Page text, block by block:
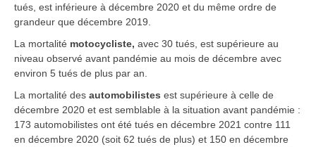
tués, est inférieure à décembre 2020 et du même ordre de
grandeur que décembre 2019.
La mortalité motocycliste, avec 30 tués, est supérieure au
niveau observé avant pandémie au mois de décembre avec
environ 5 tués de plus par an.
La mortalité des automobilistes est supérieure à celle de
décembre 2020 et est semblable à la situation avant pandémie :
173 automobilistes ont été tués en décembre 2021 contre 111
en décembre 2020 (soit 62 tués de plus) et 150 en décembre